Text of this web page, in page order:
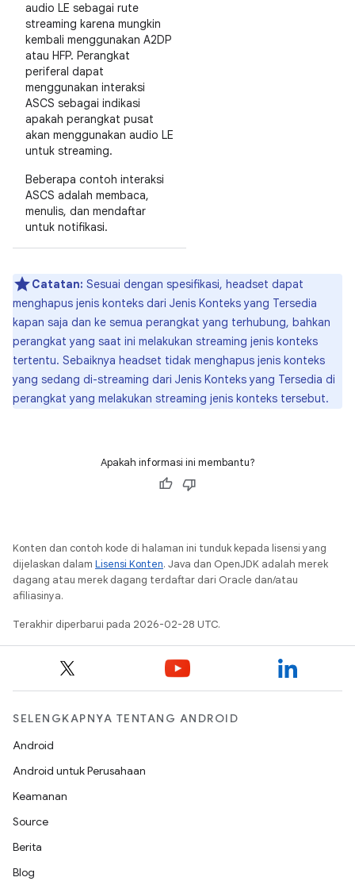
audio LE sebagai rute
streaming karena mungkin
kembali menggunakan A2DP
atau HFP. Perangkat
periferal dapat
menggunakan interaksi
ASCS sebagai indikasi
apakah perangkat pusat
akan menggunakan audio LE
untuk streaming.
Beberapa contoh interaksi
ASCS adalah membaca,
menulis, dan mendaftar
untuk notifikasi.
Catatan: Sesuai dengan spesifikasi, headset dapat
menghapus jenis konteks dari Jenis Konteks yang Tersedia
kapan saja dan ke semua perangkat yang terhubung, bahkan
perangkat yang saat ini melakukan streaming jenis konteks
tertentu. Sebaiknya headset tidak menghapus jenis konteks
yang sedang di-streaming dari Jenis Konteks yang Tersedia di
perangkat yang melakukan streaming jenis konteks tersebut.
Apakah informasi ini membantu?
Konten dan contoh kode di halaman ini tunduk kepada lisensi yang
dijelaskan dalam Lisensi Konten. Java dan OpenJDK adalah merek
dagang atau merek dagang terdaftar dari Oracle dan/atau
afiliasinya.
Terakhir diperbarui pada 2026-02-28 UTC.
SELENGKAPNYA TENTANG ANDROID
Android
Android untuk Perusahaan
Keamanan
Source
Berita
Blog